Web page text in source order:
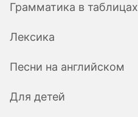
Грамматика в таблицах
Лексика
Песни на английском
Для детей